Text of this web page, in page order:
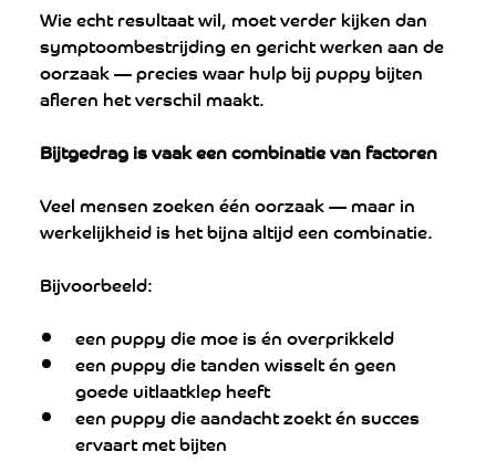
Wie echt resultaat wil, moet verder kijken dan
symptoombestrijding en gericht werken aan de
oorzaak — precies waar hulp bij puppy bijten
afleren het verschil maakt.
Bijtgedrag is vaak een combinatie van factoren
Veel mensen zoeken één oorzaak — maar in
werkelijkheid is het bijna altijd een combinatie.
Bijvoorbeeld:
een puppy die moe is én overprikkeld
een puppy die tanden wisselt én geen
goede uitlaatklep heeft
een puppy die aandacht zoekt én succes
ervaart met bijten